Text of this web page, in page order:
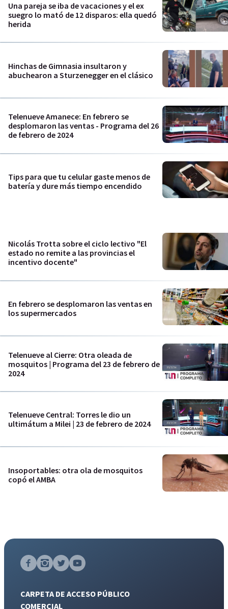
Una pareja se iba de vacaciones y el ex
suegro lo mató de 12 disparos: ella quedó
herida
Hinchas de Gimnasia insultaron y
abuchearon a Sturzenegger en el clásico
Telenueve Amanece: En febrero se
desplomaron las ventas - Programa del 26
de febrero de 2024
Tips para que tu celular gaste menos de
batería y dure más tiempo encendido
Nicolás Trotta sobre el ciclo lectivo "El
estado no remite a las provincias el
incentivo docente"
En febrero se desplomaron las ventas en
los supermercados
Telenueve al Cierre: Otra oleada de
mosquitos | Programa del 23 de febrero de
2024
Telenueve Central: Torres le dio un
ultimátum a Milei | 23 de febrero de 2024
Insoportables: otra ola de mosquitos
copó el AMBA
CARPETA DE ACCESO PÚBLICO
COMERCIAL